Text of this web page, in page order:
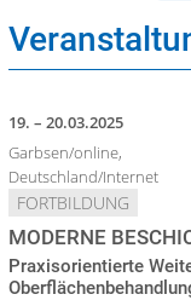
19. – 20.03.2025
Garbsen/online,
Deutschland/Internet
FORTBILDUNG
MODERNE
Praxisorientierte